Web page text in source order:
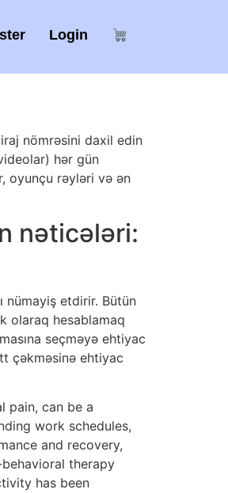
Login
nömrəsini daxil edin
hər gün
oyunçu rəyləri və ən
nəticələri:
nümayiş etdirir. Bütün
olaraq hesablamaq
seçməyə ehtiyac
çəkməsinə ehtiyac
pain, can be a
work schedules,
and recovery,
therapy
has been